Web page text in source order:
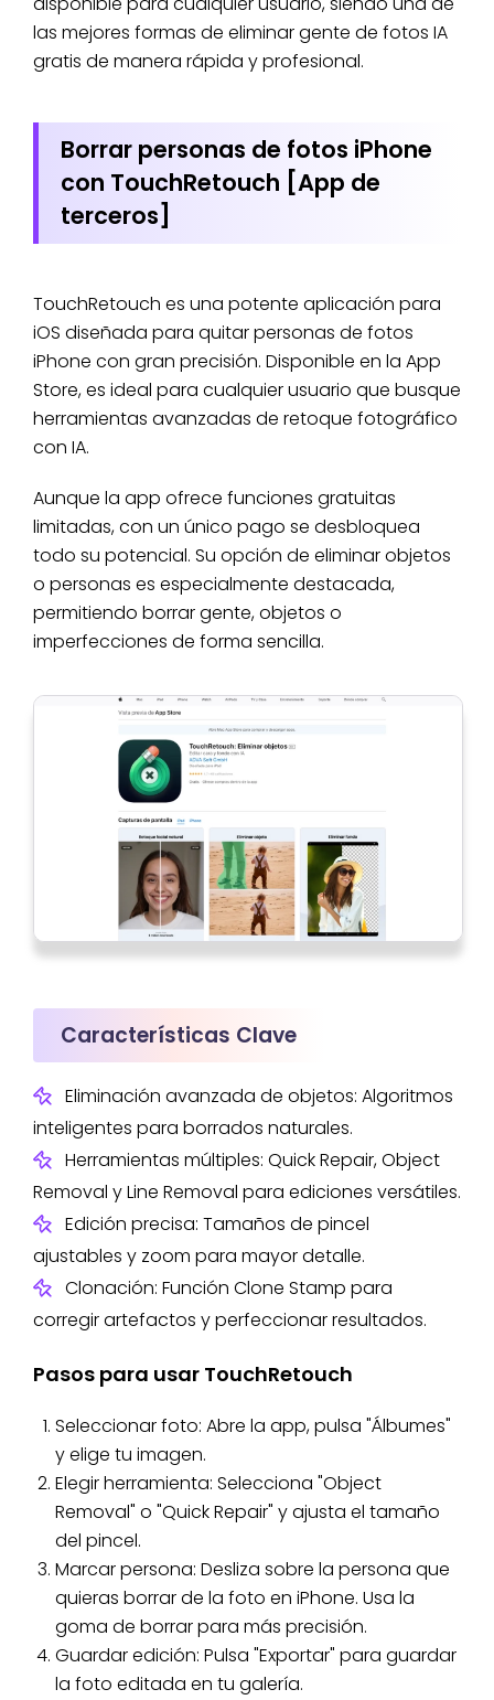
las mejores formas de eliminar gente de fotos IA
gratis de manera rápida y profesional.
Borrar personas de fotos iPhone
con TouchRetouch [App de
terceros]
TouchRetouch es una potente aplicación para
iOS diseñada para quitar personas de fotos
iPhone con gran precisión. Disponible en la App
Store, es ideal para cualquier usuario que busque
herramientas avanzadas de retoque fotográfico
con IA.
Aunque la app ofrece funciones gratuitas
limitadas, con un único pago se desbloquea
todo su potencial. Su opción de eliminar objetos
o personas es especialmente destacada,
permitiendo borrar gente, objetos o
imperfecciones de forma sencilla.
Características Clave
Eliminación avanzada de objetos: Algoritmos
inteligentes para borrados naturales.
Herramientas múltiples: Quick Repair, Object
Removal y Line Removal para ediciones versátiles.
Edición precisa: Tamaños de pincel
ajustables y zoom para mayor detalle.
Clonación: Función Clone Stamp para
corregir artefactos y perfeccionar resultados.
Pasos para usar TouchRetouch
Seleccionar foto: Abre la app, pulsa "Álbumes"
y elige tu imagen.
Elegir herramienta: Selecciona "Object
Removal" o "Quick Repair" y ajusta el tamaño
del pincel.
Marcar persona: Desliza sobre la persona que
quieras borrar de la foto en iPhone. Usa la
goma de borrar para más precisión.
Guardar edición: Pulsa "Exportar" para guardar
la foto editada en tu galería.